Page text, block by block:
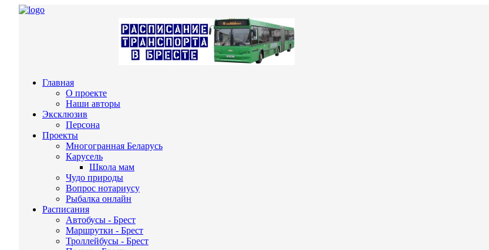
Главная
О проекте
Наши авторы
Эксклюзив
Персона
Проекты
Многогранная Беларусь
Карусель
Школа мам
Чудо природы
Вопрос нотариусу
Рыбалка онлайн
Расписания
Автобусы - Брест
Маршрутки - Брест
Троллейбусы - Брест